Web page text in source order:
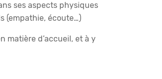
ses aspects physiques
(empathie, écoute…)
matière d’accueil, et à y